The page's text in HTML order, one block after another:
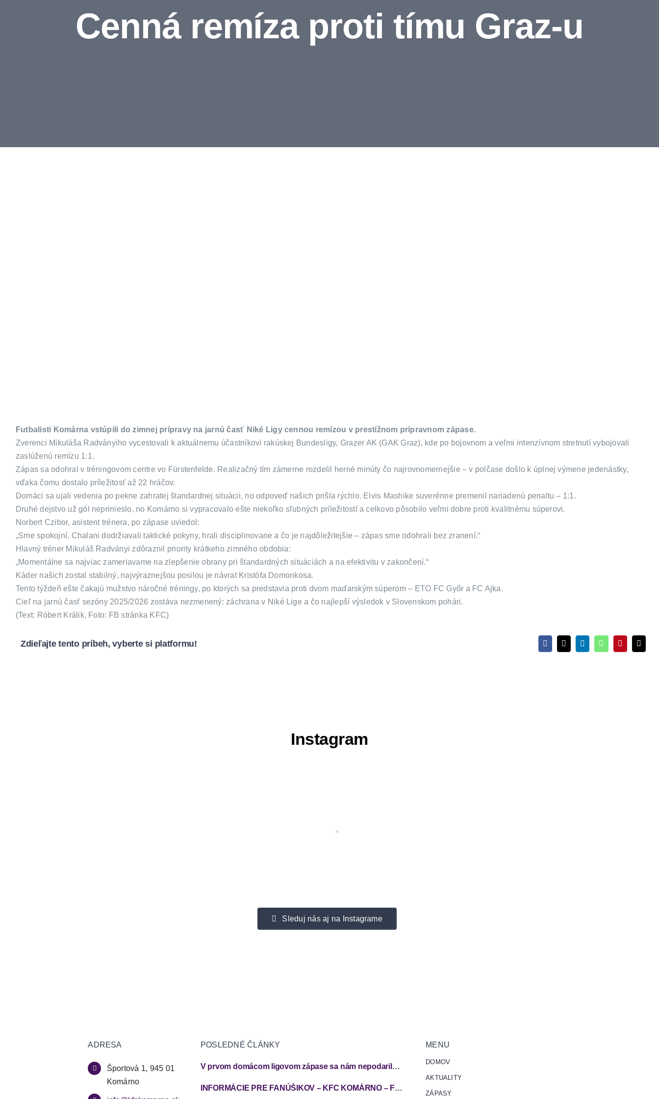
Cenná remíza proti tímu Graz-u
Futbalisti Komárna vstúpili do zimnej prípravy na jarnú časť Niké Ligy cennou remízou v prestížnom prípravnom zápase.
Zverenci Mikuláša Radványiho vycestovali k aktuálnemu účastníkovi rakúskej Bundesligy, Grazer AK (GAK Graz), kde po bojovnom a veľmi intenzívnom stretnutí vybojovali
zaslúženú remízu 1:1.
Zápas sa odohral v tréningovom centre vo Fürstenfelde. Realizačný tím zámerne rozdelil herné minúty čo najrovnomernejšie – v polčase došlo k úplnej výmene jedenástky,
vďaka čomu dostalo príležitosť až 22 hráčov.
Domáci sa ujali vedenia po pekne zahratej štandardnej situácii, no odpoveď našich prišla rýchlo. Elvis Mashike suverénne premenil nariadenú penaltu – 1:1.
Druhé dejstvo už gól neprinieslo, no Komárno si vypracovalo ešte niekoľko sľubných príležitostí a celkovo pôsobilo veľmi dobre proti kvalitnému súperovi.
Norbert Czibor, asistent trénera, po zápase uviedol:
„Sme spokojní. Chalani dodržiavali taktické pokyny, hrali disciplinovane a čo je najdôležitejšie – zápas sme odohrali bez zranení.“
Hlavný tréner Mikuláš Radványi zdôraznil priority krátkeho zimného obdobia:
„Momentálne sa najviac zameriavame na zlepšenie obrany pri štandardných situáciách a na efektivitu v zakončení.“
Káder našich zostal stabilný, najvýraznejšou posilou je návrat Kristófa Domonkosa.
Tento týždeň ešte čakajú mužstvo náročné tréningy, po ktorých sa predstavia proti dvom maďarským súperom – ETO FC Győr a FC Ajka.
Cieľ na jarnú časť sezóny 2025/2026 zostáva nezmenený: záchrana v Niké Lige a čo najlepší výsledok v Slovenskom pohári.
(Text: Róbert Králik, Foto: FB stránka KFC)
Zdieľajte tento príbeh, vyberte si platformu!
Instagram
Sleduj nás aj na Instagrame
ADRESA
Športová 1, 945 01
Komárno
POSLEDNÉ ČLÁNKY
V prvom domácom ligovom zápase sa nám nepodarilo zabodovať
INFORMÁCIE PRE FANÚŠIKOV – KFC KOMÁRNO – FC SPARTAK TRNAVA
MENU
DOMOV
AKTUALITY
ZÁPASY